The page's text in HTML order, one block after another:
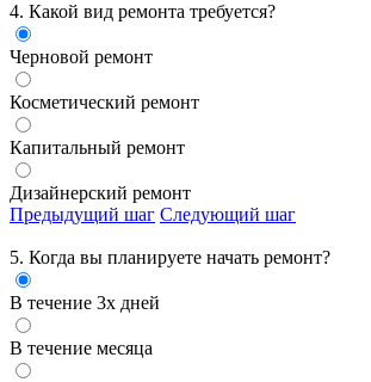
4. Какой вид ремонта требуется?
Черновой ремонт
Косметический ремонт
Капитальный ремонт
Дизайнерский ремонт
Предыдущий шаг Следующий шаг
5. Когда вы планируете начать ремонт?
В течение 3х дней
В течение месяца